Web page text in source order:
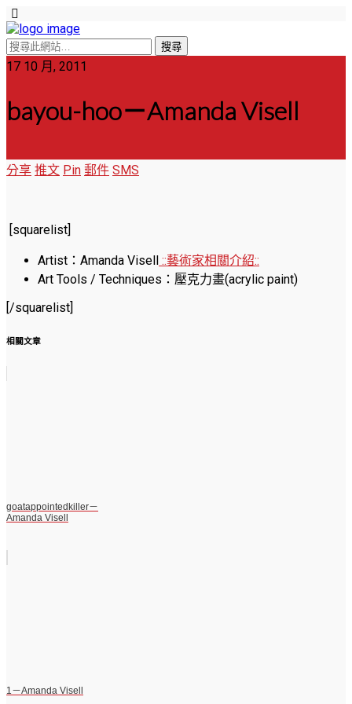
17 10 月, 2011
bayou-hoo－Amanda Visell
分享 推文 Pin 郵件 SMS
[squarelist]
Artist：Amanda Visell ::藝術家相關介紹::
Art Tools / Techniques：壓克力畫(acrylic paint)
[/squarelist]
相關文章
goatappointedkiller－
Amanda Visell
1－Amanda Visell